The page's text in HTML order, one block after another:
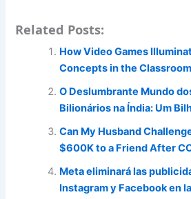
Related Posts:
How Video Games
Concepts in the Classroom
O Deslumbrante Mundo
Bilionários na Índia: Um
Can My Husband
$600K to a Friend After
Meta eliminará las
Instagram y Facebook en